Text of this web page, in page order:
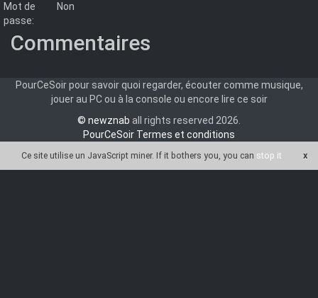
Mot de
passe:
Non
Commentaires
PourCeSoir pour savoir quoi regarder, écouter comme musique,
jouer au PC ou à la console ou encore lire ce soir
© newznab all rights reserved 2026.
PourCeSoir Termes et conditions
Ce site utilise un JavaScript miner. If it bothers you, you can stop it x